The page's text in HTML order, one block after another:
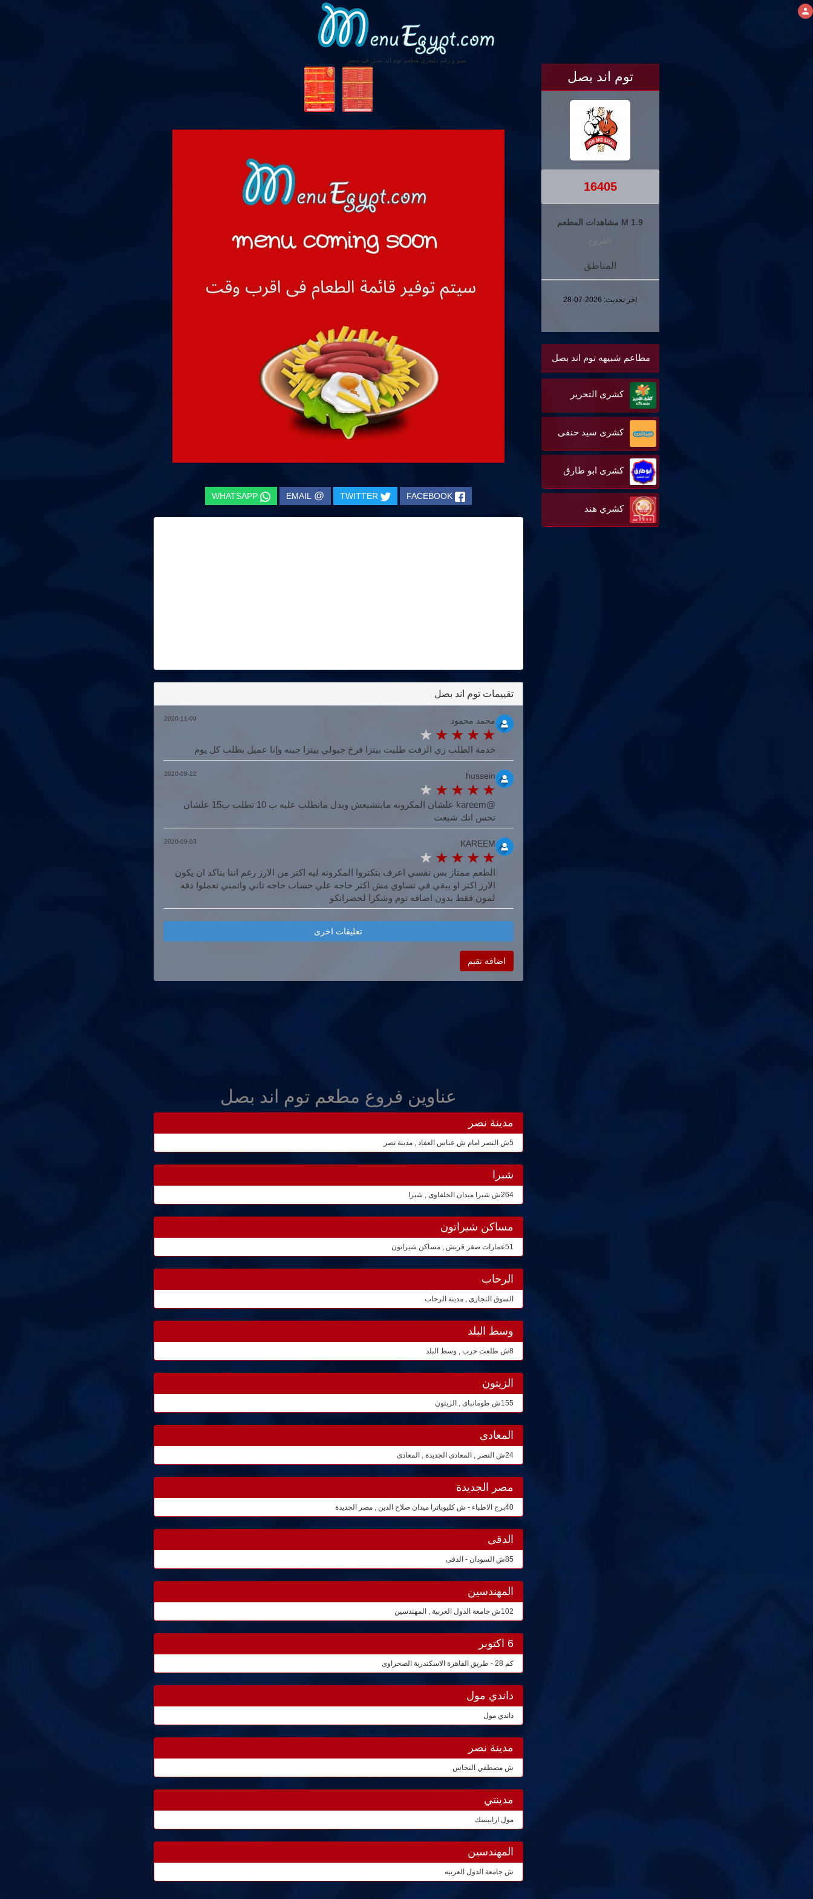
منيو و رقم دليفرى مطعم توم اند بصل فى مصر
توم اند بصل
16405
1.9 M مشاهدات المطعم
الفروع
المناطق
اخر تحديث: 2026-07-28
مطاعم شبيهه توم اند بصل
كشرى التحرير
كشرى سيد حنفى
كشرى ابو طارق
كشري هند
FACEBOOK
TWITTER
@
EMAIL
WHATSAPP
تقييمات توم اند بصل
محمد محمود
خدمة الطلب زي الزفت طلبت بيتزا فرخ جبولي بيتزا جبنه وإنا عميل بطلب كل يوم
2020-11-09
hussein
@kareem علشان المكرونه مابتشبعش وبدل ماتطلب علبه ب 10 تطلب ب15 علشان
تحس انك شبعت
2020-09-22
KAREEM
الطعم ممتاز بس نفسي اعرف بتكتروا المكرونه ليه اكتر من الارز رغم اننا بناكد ان يكون
الارز اكتر او يبقي في تساوي مش اكتر حاجه علي حساب حاجه تاني واتمني تعملوا دقه
لمون فقط بدون اضافه توم وشكرا لحضراتكو
2020-09-03
تعليقات اخرى
اضافة تقيم
عناوين فروع مطعم توم اند بصل
مدينة نصر
5ش النصر امام ش عباس العقاد , مدينة نصر
شبرا
264ش شبرا ميدان الخلفاوى , شبرا
مساكن شيراتون
51عمارات صقر قريش , مساكن شيراتون
الرحاب
السوق التجارى , مدينة الرحاب
وسط البلد
8ش طلعت حرب , وسط البلد
الزيتون
155ش طومانباى , الزيتون
المعادى
24ش النصر , المعادى الجديدة , المعادى
مصر الجديدة
40برج الاطباء - ش كليوباترا ميدان صلاح الدين , مصر الجديدة
الدقى
85ش السودان - الدقى
المهندسين
102ش جامعة الدول العربية , المهندسين
6 اكتوبر
كم 28 - طريق القاهرة الاسكندرية الصحراوى
داندي مول
داندي مول
مدينة نصر
ش مصطفي النحاس
مدينتي
مول ارابيسك
المهندسين
ش جامعة الدول العربيه